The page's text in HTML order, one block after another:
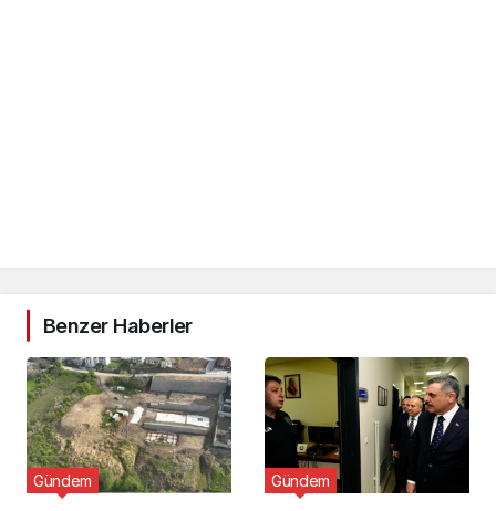
Benzer Haberler
Gündem Gündem